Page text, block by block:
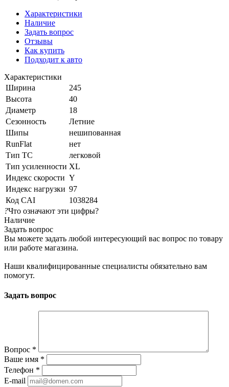
Характеристики
Наличие
Задать вопрос
Отзывы
Как купить
Подходит к авто
Характеристики
Ширина
245
Высота
40
Диаметр
18
Сезонность
Летние
Шипы
нешипованная
RunFlat
нет
Тип ТС
легковой
Тип усиленности XL
Индекс скорости Y
Индекс нагрузки 97
Код CAI
1038284
?Что означают эти цифры?
Наличие
Задать вопрос
Вы можете задать любой интересующий вас вопрос по товару
или работе магазина.
Наши квалифицированные специалисты обязательно вам
помогут.
Задать вопрос
Вопрос *
Ваше имя *
Телефон *
E-mail